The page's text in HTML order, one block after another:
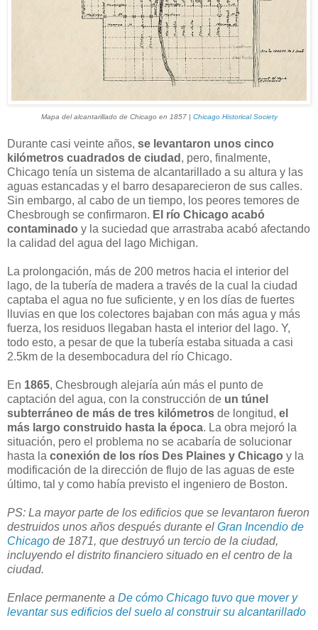
Mapa del alcantarillado de Chicago en 1857 | Chicago Historical Society
Durante casi veinte años, se levantaron unos cinco
kilómetros cuadrados de ciudad , pero, finalmente,
Chicago tenía un sistema de alcantarillado a su altura y las
aguas estancadas y el barro desaparecieron de sus calles.
Sin embargo, al cabo de un tiempo, los peores temores de
Chesbrough se confirmaron. El río Chicago acabó
contaminado y la suciedad que arrastraba acabó afectando
la calidad del agua del lago Michigan.
La prolongación, más de 200 metros hacia el interior del
lago, de la tubería de madera a través de la cual la ciudad
captaba el agua no fue suficiente, y en los días de fuertes
lluvias en que los colectores bajaban con más agua y más
fuerza, los residuos llegaban hasta el interior del lago. Y,
todo esto, a pesar de que la tubería estaba situada a casi
2.5km de la desembocadura del río Chicago.
En 1865, Chesbrough alejaría aún más el punto de
captación del agua, con la construcción de un túnel
subterráneo de más de tres kilómetros de longitud, el
más largo construido hasta la época. La obra mejoró la
situación, pero el problema no se acabaría de solucionar
hasta la conexión de los ríos Des Plaines y Chicago y la
modificación de la dirección de flujo de las aguas de este
último, tal y como había previsto el ingeniero de Boston.
PS: La mayor parte de los edificios que se levantaron fueron
destruidos unos años después durante el Gran Incendio de
Chicago de 1871, que destruyó un tercio de la ciudad,
incluyendo el distrito financiero situado en el centro de la
ciudad.
Enlace permanente a De cómo Chicago tuvo que mover y
levantar sus edificios del suelo al construir su alcantarillado